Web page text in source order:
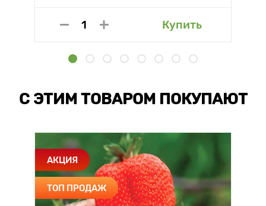
Купить
С ЭТИМ ТОВАРОМ ПОКУПАЮТ
АКЦИЯ
ТОП ПРОДАЖ